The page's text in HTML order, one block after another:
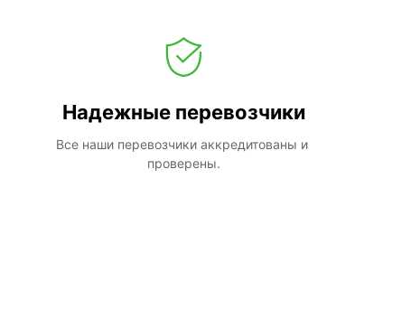
Надежные перевозчики
Все наши перевозчики аккредитованы и
проверены.